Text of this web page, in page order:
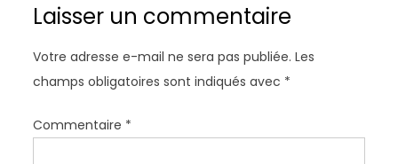
i
n
d
e
l
Laisser un commentaire
Votre adresse e-mail ne sera pas publiée. Les
champs obligatoires sont indiqués avec *
Commentaire *